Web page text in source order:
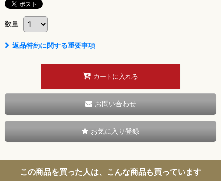
数量:
返品特約に関する重要事項
カートに入れる
お問い合わせ
お気に入り登録
この商品を買った人は、こんな商品も買っています